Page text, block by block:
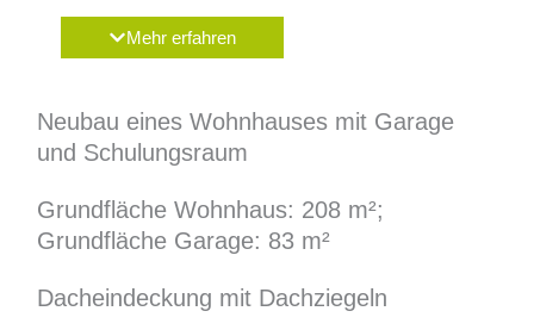
Mehr erfahren
Neubau eines Wohnhauses mit Garage
und Schulungsraum
Grundfläche Wohnhaus: 208 m²;
Grundfläche Garage: 83 m²
Dacheindeckung mit Dachziegeln